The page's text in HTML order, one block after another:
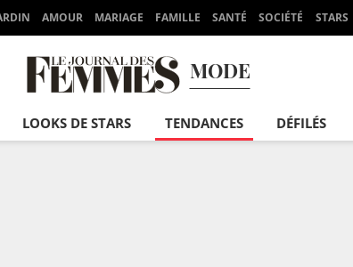
AMOUR MARIAGE FAMILLE SANTÉ SOCIÉTÉ STARS
MODE
LOOKS DE STARS TENDANCES DÉFILÉS